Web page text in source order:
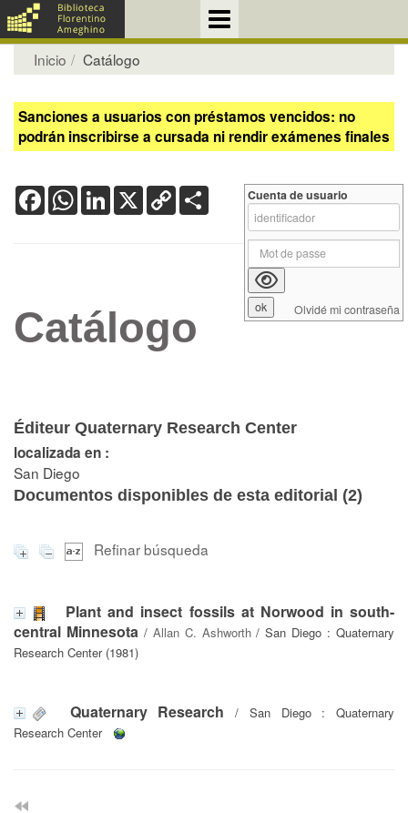
Inicio Catálogo
Sanciones a usuarios con préstamos vencidos: no
podrán inscribirse a cursada ni rendir exámenes finales
FacebookWhatsApp
LinkedIn
X Copy
Link
Catálogo
Éditeur Quaternary Research Center
localizada en :
San Diego
Documentos disponibles de esta editorial (2)
Refinar búsqueda
Plant and insect fossils at Norwood in south-
central Minnesota/ Allan C. Ashworth/ San Diego : Quaternary
Research Center (1981)
Quaternary Research / San Diego : Quaternary
Research Center
Cuenta de usuario
Olvidé mi contraseña